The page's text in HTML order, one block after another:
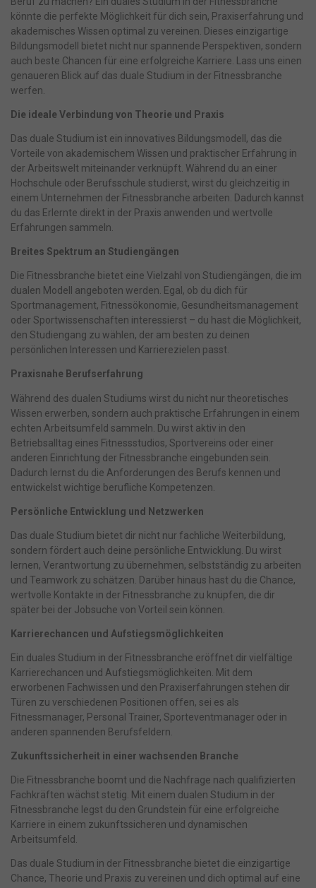
könnte die perfekte Möglichkeit für dich sein, Praxiserfahrung und
akademisches Wissen optimal zu vereinen. Dieses einzigartige
Bildungsmodell bietet nicht nur spannende Perspektiven, sondern
auch beste Chancen für eine erfolgreiche Karriere. Lass uns einen
genaueren Blick auf das duale Studium in der Fitnessbranche
werfen.
Die ideale Verbindung von Theorie und Praxis
Das duale Studium ist ein innovatives Bildungsmodell, das die
Vorteile von akademischem Wissen und praktischer Erfahrung in
der Arbeitswelt miteinander verknüpft. Während du an einer
Hochschule oder Berufsschule studierst, wirst du gleichzeitig in
einem Unternehmen der Fitnessbranche arbeiten. Dadurch kannst
du das Erlernte direkt in der Praxis anwenden und wertvolle
Erfahrungen sammeln.
Breites Spektrum an Studiengängen
Die Fitnessbranche bietet eine Vielzahl von Studiengängen, die im
dualen Modell angeboten werden. Egal, ob du dich für
Sportmanagement, Fitnessökonomie, Gesundheitsmanagement
oder Sportwissenschaften interessierst – du hast die Möglichkeit,
den Studiengang zu wählen, der am besten zu deinen
persönlichen Interessen und Karrierezielen passt.
Praxisnahe Berufserfahrung
Während des dualen Studiums wirst du nicht nur theoretisches
Wissen erwerben, sondern auch praktische Erfahrungen in einem
echten Arbeitsumfeld sammeln. Du wirst aktiv in den
Betriebsalltag eines Fitnessstudios, Sportvereins oder einer
anderen Einrichtung der Fitnessbranche eingebunden sein.
Dadurch lernst du die Anforderungen des Berufs kennen und
entwickelst wichtige berufliche Kompetenzen.
Persönliche Entwicklung und Netzwerken
Das duale Studium bietet dir nicht nur fachliche Weiterbildung,
sondern fördert auch deine persönliche Entwicklung. Du wirst
lernen, Verantwortung zu übernehmen, selbstständig zu arbeiten
und Teamwork zu schätzen. Darüber hinaus hast du die Chance,
wertvolle Kontakte in der Fitnessbranche zu knüpfen, die dir
später bei der Jobsuche von Vorteil sein können.
Karrierechancen und Aufstiegsmöglichkeiten
Ein duales Studium in der Fitnessbranche eröffnet dir vielfältige
Karrierechancen und Aufstiegsmöglichkeiten. Mit dem
erworbenen Fachwissen und den Praxiserfahrungen stehen dir
Türen zu verschiedenen Positionen offen, sei es als
Fitnessmanager, Personal Trainer, Sporteventmanager oder in
anderen spannenden Berufsfeldern.
Zukunftssicherheit in einer wachsenden Branche
Die Fitnessbranche boomt und die Nachfrage nach qualifizierten
Fachkräften wächst stetig. Mit einem dualen Studium in der
Fitnessbranche legst du den Grundstein für eine erfolgreiche
Karriere in einem zukunftssicheren und dynamischen
Arbeitsumfeld.
Das duale Studium in der Fitnessbranche bietet die einzigartige
Chance, Theorie und Praxis zu vereinen und dich optimal auf eine